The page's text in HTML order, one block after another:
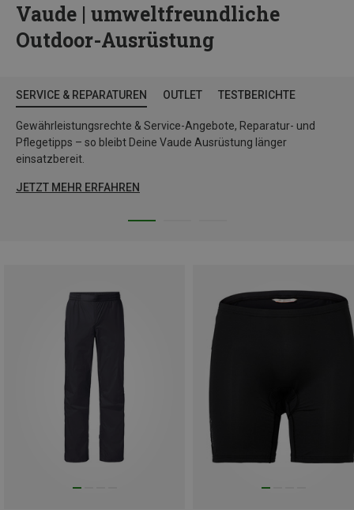
Vaude | umweltfreundliche
Outdoor-Ausrüstung
SERVICE & REPARATUREN OUTLET TESTBERICHTE
Gewährleistungsrechte & Service-Angebote, Reparatur- und
Pflegetipps – so bleibt Deine Vaude Ausrüstung länger
einsatzbereit.
JETZT MEHR ERFAHREN